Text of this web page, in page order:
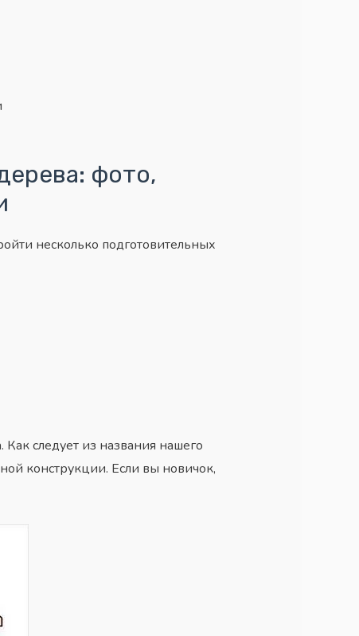
фото,
несколько подготовительных
следует из названия нашего
конструкции. Если вы новичок,